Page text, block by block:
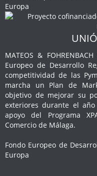
Europa
MATEOS &
Europeo de Desarrollo
competitividad de las
marcha un Plan de
objetivo de mejorar su
exteriores durante el
apoyo del Programa
Comercio de Málaga.
Fondo Europeo de
Europa